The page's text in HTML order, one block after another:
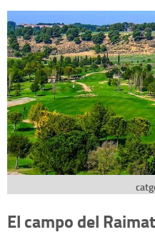
El campo del